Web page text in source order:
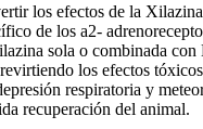
los efectos de la
de los a2-
sola o combinada con
los efectos
respiratoria y
recuperación del animal.